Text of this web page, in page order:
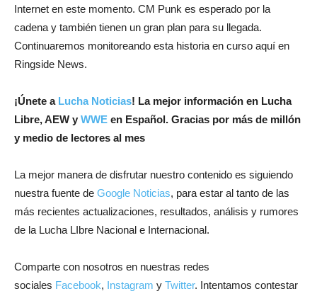
Internet en este momento. CM Punk es esperado por la
cadena y también tienen un gran plan para su llegada.
Continuaremos monitoreando esta historia en curso aquí en
Ringside News.
¡Únete a Lucha Noticias! La mejor información en Lucha
Libre, AEW y WWE en Español. Gracias por más de millón
y medio de lectores al mes
La mejor manera de disfrutar nuestro contenido es siguiendo
nuestra fuente de Google Noticias, para estar al tanto de las
más recientes actualizaciones, resultados, análisis y rumores
de la Lucha LIbre Nacional e Internacional.
Comparte con nosotros en nuestras redes
sociales Facebook, Instagram y Twitter. Intentamos contestar